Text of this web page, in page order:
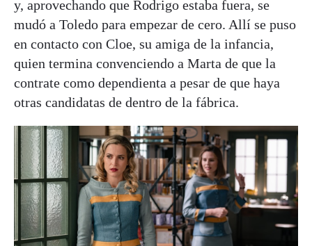
y, aprovechando que Rodrigo estaba fuera, se
mudó a Toledo para empezar de cero. Allí se puso
en contacto con Cloe, su amiga de la infancia,
quien termina convenciendo a Marta de que la
contrate como dependienta a pesar de que haya
otras candidatas de dentro de la fábrica.